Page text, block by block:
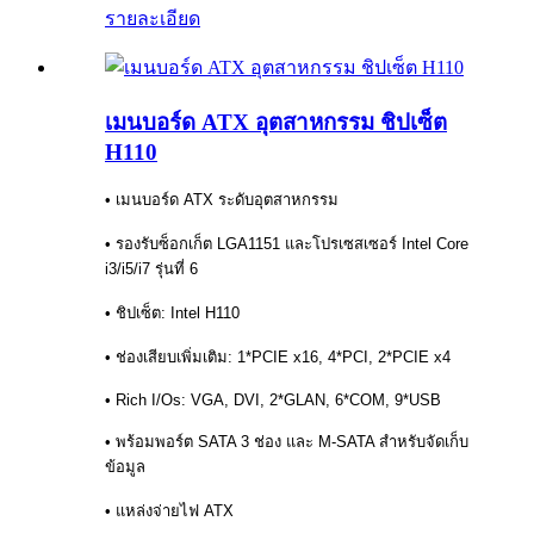
รายละเอียด
เมนบอร์ด ATX อุตสาหกรรม ชิปเซ็ต
H110
• เมนบอร์ด ATX ระดับอุตสาหกรรม
• รองรับซ็อกเก็ต LGA1151 และโปรเซสเซอร์ Intel Core
i3/i5/i7 รุ่นที่ 6
• ชิปเซ็ต: Intel H110
• ช่องเสียบเพิ่มเติม: 1*PCIE x16, 4*PCI, 2*PCIE x4
• Rich I/Os: VGA, DVI, 2*GLAN, 6*COM, 9*USB
• พร้อมพอร์ต SATA 3 ช่อง และ M-SATA สำหรับจัดเก็บ
ข้อมูล
• แหล่งจ่ายไฟ ATX